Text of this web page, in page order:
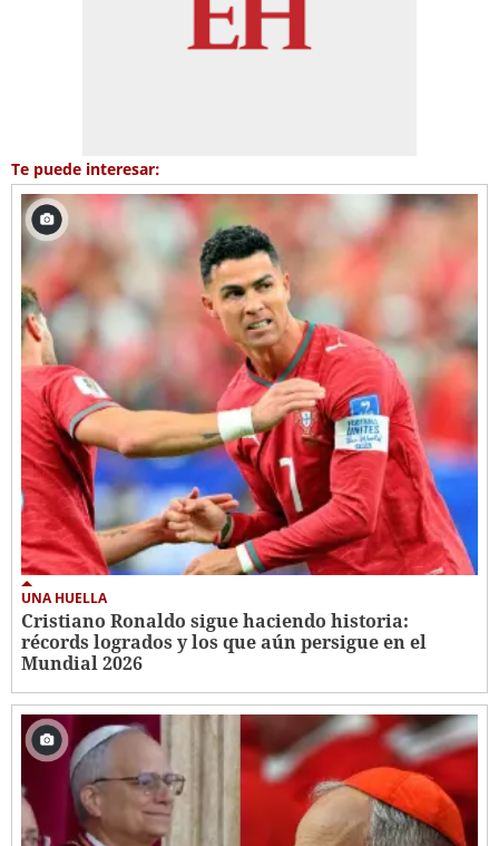
Te puede interesar:
UNA HUELLA
Cristiano Ronaldo sigue haciendo historia:
récords logrados y los que aún persigue en el
Mundial 2026